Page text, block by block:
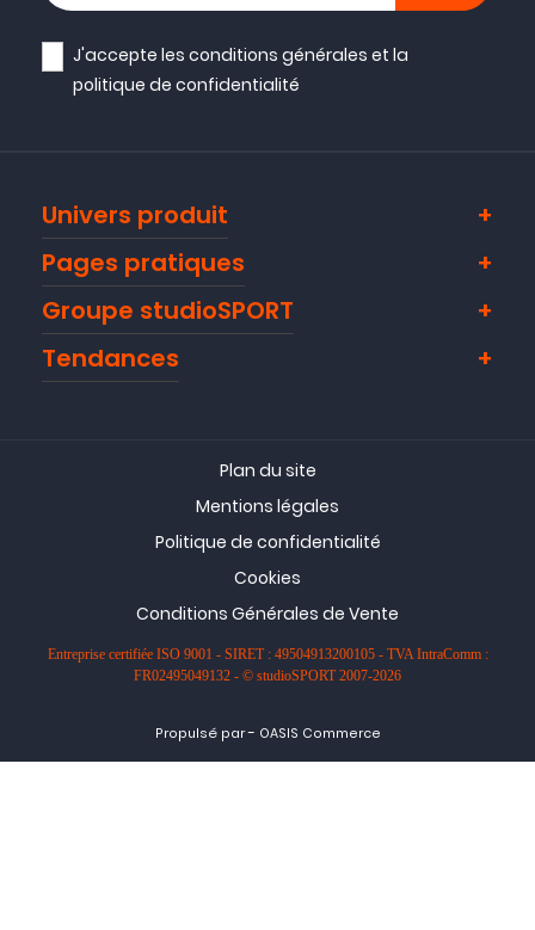
J'accepte lesconditions générales et la
politique de confidentialité
Univers produit
Pages pratiques
Groupe studioSPORT
Tendances
Plan du site
Mentions légales
Politique de confidentialité
Cookies
Conditions Générales de Vente
Entreprise certifiée ISO 9001 - SIRET : 49504913200105 - TVA IntraComm :
FR02495049132 - © studioSPORT 2007-2026
Propulsé par- OASIS Commerce